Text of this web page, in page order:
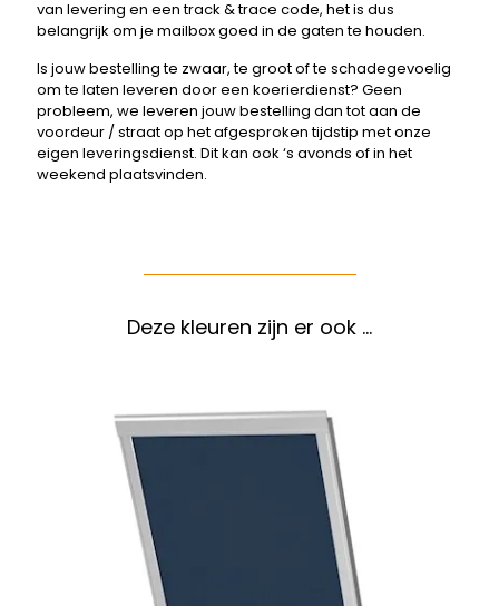
van levering en een track & trace code, het is dus
belangrijk om je mailbox goed in de gaten te houden.
Is jouw bestelling te zwaar, te groot of te schadegevoelig
om te laten leveren door een koerierdienst? Geen
probleem, we leveren jouw bestelling dan tot aan de
voordeur / straat op het afgesproken tijdstip met onze
eigen leveringsdienst. Dit kan ook ‘s avonds of in het
weekend plaatsvinden.
Deze kleuren zijn er ook …